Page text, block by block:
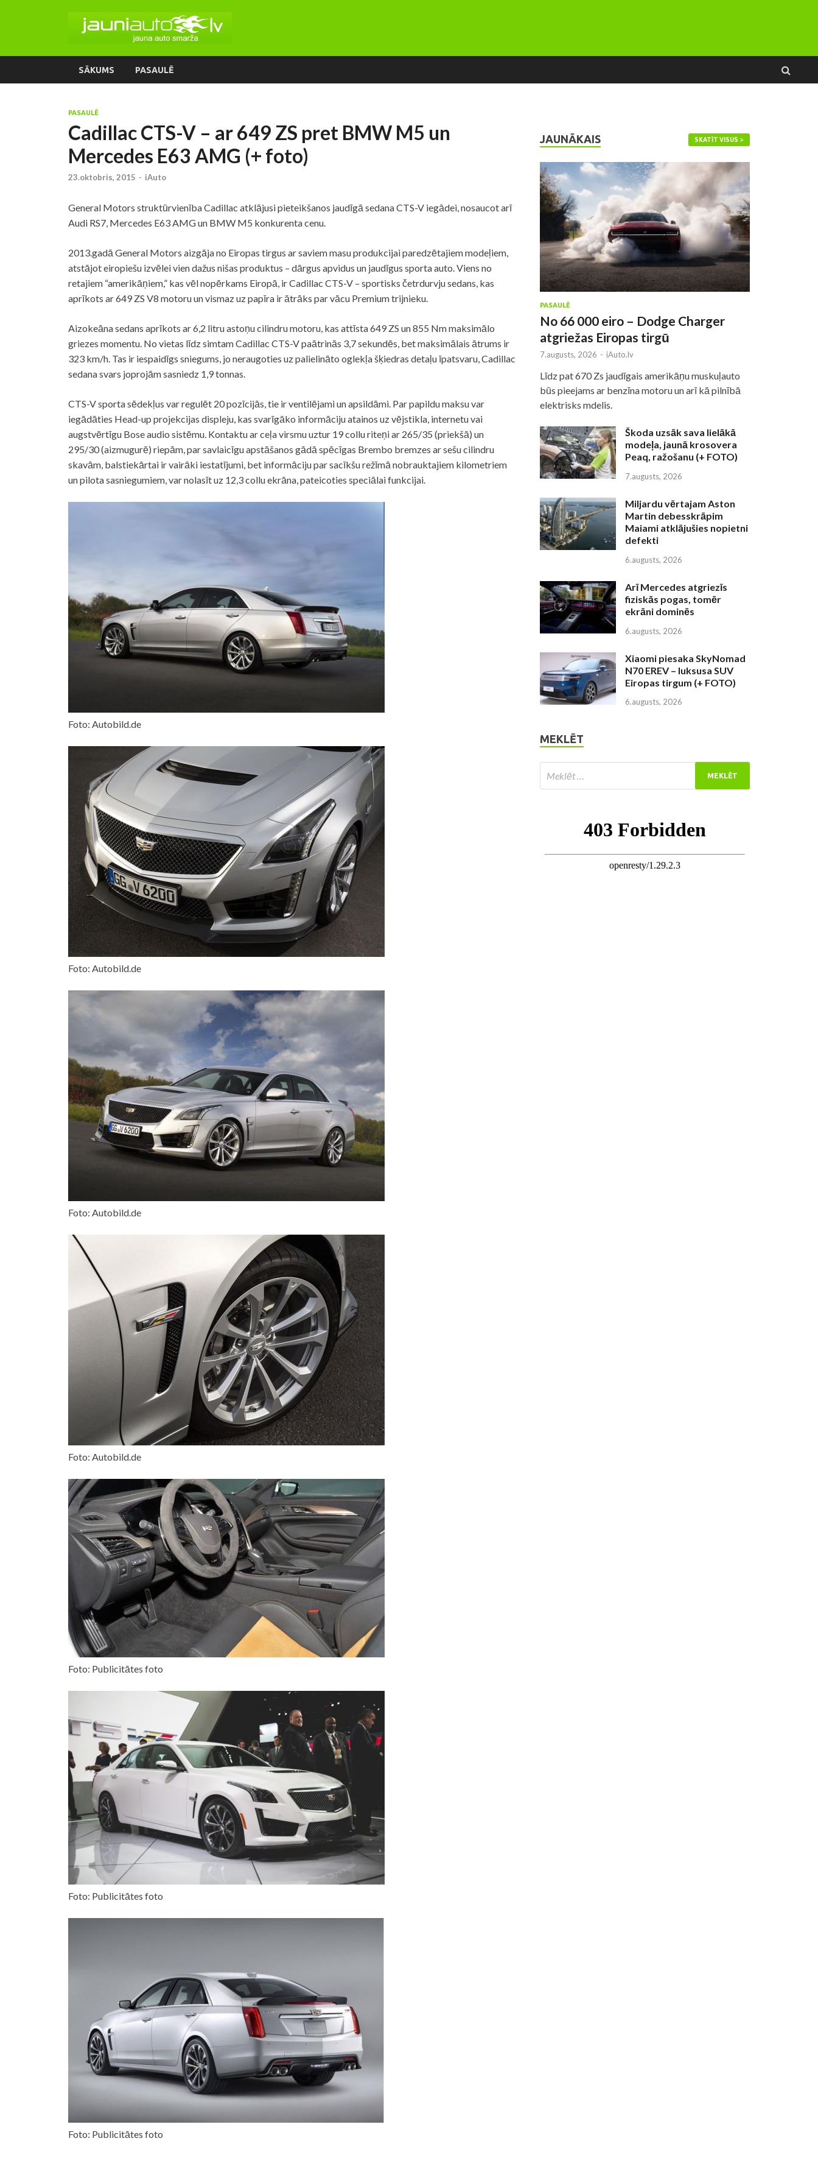
SĀKUMS PASAULĒ
PASAULĒ
Cadillac CTS-V – ar 649 ZS pret BMW M5 un
Mercedes E63 AMG (+ foto)
23.oktobris, 2015 - iAuto
General Motors struktūrvienība Cadillac atklājusi pieteikšanos jaudīgā sedana CTS-V iegādei, nosaucot arī
Audi RS7, Mercedes E63 AMG un BMW M5 konkurenta cenu.
2013.gadā General Motors aizgāja no Eiropas tirgus ar saviem masu produkcijai paredzētajiem modeļiem,
atstājot eiropiešu izvēlei vien dažus nišas produktus – dārgus apvidus un jaudīgus sporta auto. Viens no
retajiem “amerikāņiem,” kas vēl nopērkams Eiropā, ir Cadillac CTS-V – sportisks četrdurvju sedans, kas
aprīkots ar 649 ZS V8 motoru un vismaz uz papīra ir ātrāks par vācu Premium trijnieku.
Aizokeāna sedans aprīkots ar 6,2 litru astoņu cilindru motoru, kas attīsta 649 ZS un 855 Nm maksimālo
griezes momentu. No vietas līdz simtam Cadillac CTS-V paātrinās 3,7 sekundēs, bet maksimālais ātrums ir
323 km/h. Tas ir iespaidīgs sniegums, jo neraugoties uz palielināto oglekļa šķiedras detaļu īpatsvaru, Cadillac
sedana svars joprojām sasniedz 1,9 tonnas.
CTS-V sporta sēdekļus var regulēt 20 pozīcijās, tie ir ventilējami un apsildāmi. Par papildu maksu var
iegādāties Head-up projekcijas displeju, kas svarīgāko informāciju atainos uz vējstikla, internetu vai
augstvērtīgu Bose audio sistēmu. Kontaktu ar ceļa virsmu uztur 19 collu riteņi ar 265/35 (priekšā) un
295/30 (aizmugurē) riepām, par savlaicīgu apstāšanos gādā spēcīgas Brembo bremzes ar sešu cilindru
skavām, balstiekārtai ir vairāki iestatījumi, bet informāciju par sacīkšu režīmā nobrauktajiem kilometriem
un pilota sasniegumiem, var nolasīt uz 12,3 collu ekrāna, pateicoties speciālai funkcijai.
Foto: Autobild.de
Foto: Autobild.de
Foto: Autobild.de
Foto: Autobild.de
Foto: Publicitātes foto
Foto: Publicitātes foto
Foto: Publicitātes foto
JAUNĀKAIS SKATĪT VISUS
PASAULĒ
No 66 000 eiro – Dodge Charger
atgriežas Eiropas tirgū
7.augusts, 2026 - iAuto.lv
Līdz pat 670 Zs jaudīgais amerikāņu muskuļauto
būs pieejams ar benzīna motoru un arī kā pilnībā
elektrisks mdelis.
Škoda uzsāk sava lielākā
modeļa, jaunā krosovera
Peaq, ražošanu (+ FOTO)
7.augusts, 2026
Miljardu vērtajam Aston
Martin debesskrāpim
Maiami atklājušies nopietni
defekti
6.augusts, 2026
Arī Mercedes atgriezīs
fiziskās pogas, tomēr
ekrāni dominēs
6.augusts, 2026
Xiaomi piesaka SkyNomad
N70 EREV – luksusa SUV
Eiropas tirgum (+ FOTO)
6.augusts, 2026
MEKLĒT